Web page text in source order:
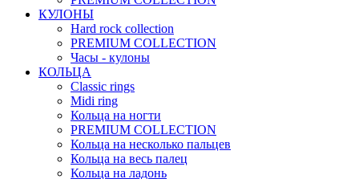
КУЛОНЫ
Hard rock collection
PREMIUM COLLECTION
Часы - кулоны
КОЛЬЦА
Classic rings
Midi ring
Кольца на ногти
PREMIUM COLLECTION
Кольца на несколько пальцев
Кольца на весь палец
Кольца на ладонь